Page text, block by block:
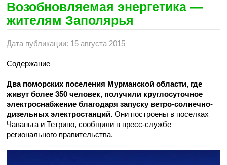
Возобновляемая энергетика —
жителям Заполярья
Дата публикации: 15 августа 2015
Содержание
Два поморских поселения Мурманской области, где
живут более 350 человек, получили круглосуточное
электроснабжение благодаря запуску ветро-солнечно-
дизельных электростанций. Они построены в поселках
Чаваньга и Тетрино, сообщили в пресс-службе
регионального правительства.